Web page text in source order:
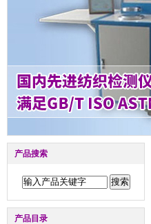
产品搜索
产品目录